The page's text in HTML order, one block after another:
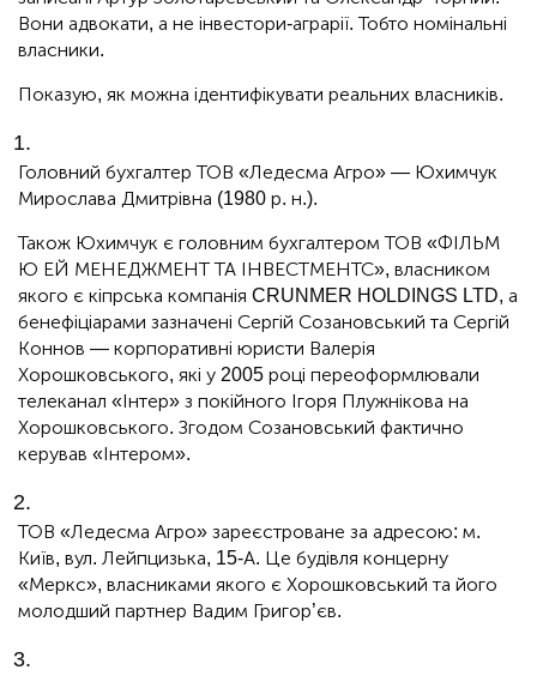
Вони адвокати, а не інвестори-аграрії. Тобто номінальні
власники.
Показую, як можна ідентифікувати реальних власників.
Головний бухгалтер ТОВ «Ледесма Агро» — Юхимчук
Мирослава Дмитрівна (1980 р. н.).
Також Юхимчук є головним бухгалтером ТОВ «ФІЛЬМ
Ю ЕЙ МЕНЕДЖМЕНТ ТА ІНВЕСТМЕНТС», власником
якого є кіпрська компанія CRUNMER HOLDINGS LTD, а
бенефіціарами зазначені Сергій Созановський та Сергій
Коннов — корпоративні юристи Валерія
Хорошковського, які у 2005 році переоформлювали
телеканал «Інтер» з покійного Ігоря Плужнікова на
Хорошковського. Згодом Созановський фактично
керував «Інтером».
ТОВ «Ледесма Агро» зареєстроване за адресою: м.
Київ, вул. Лейпцизька, 15-А. Це будівля концерну
«Меркс», власниками якого є Хорошковський та його
молодший партнер Вадим Григор’єв.